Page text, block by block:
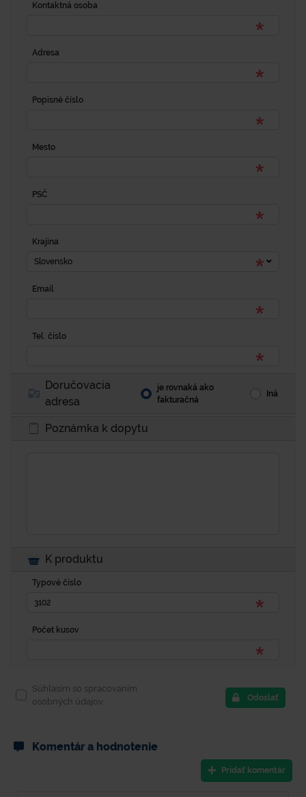
Kontaktná osoba
Adresa
Popisné číslo
Mesto
PSČ
Krajina
Slovensko
Email
Tel. číslo
Doručovacia
adresa
je rovnaká ako
fakturačná
Iná
Poznámka k dopytu
K produktu
Typové číslo
Počet kusov
Súhlasím so spracovaním
osobných údajov.
Odoslať
Komentár a hodnotenie
Pridať komentár